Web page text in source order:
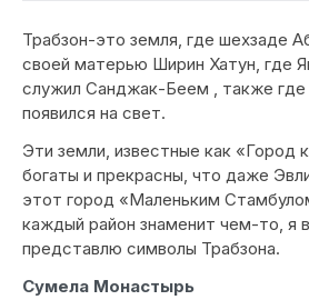
Трабзон-это земля, где шехзаде
своей матерью Ширин Хатун, где
служил Санджак-Беем , также где
появился на свет.
Эти земли, известные как «Город
богаты и прекрасны, что даже
этот город «Маленьким
каждый район знаменит чем-то, я
представлю символы Трабзона.
Сумела Монастырь